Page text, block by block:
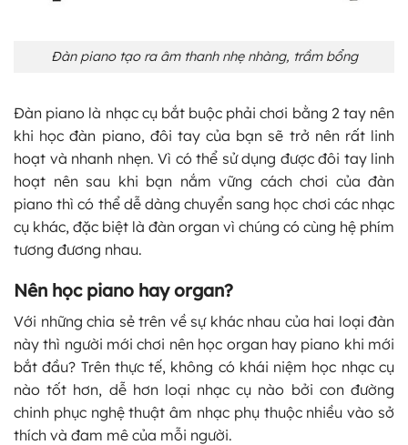
Đàn piano tạo ra âm thanh nhẹ nhàng, trầm bổng
Đàn piano là nhạc cụ bắt buộc phải chơi bằng 2 tay nên
khi học đàn piano, đôi tay của bạn sẽ trở nên rất linh
hoạt và nhanh nhẹn. Vì có thể sử dụng được đôi tay linh
hoạt nên sau khi bạn nắm vững cách chơi của đàn
piano thì có thể dễ dàng chuyển sang học chơi các nhạc
cụ khác, đặc biệt là đàn organ vì chúng có cùng hệ phím
tương đương nhau.
Nên học piano hay organ?
Với những chia sẻ trên về sự khác nhau của hai loại đàn
này thì người mới chơi nên học organ hay piano khi mới
bắt đầu? Trên thực tế, không có khái niệm học nhạc cụ
nào tốt hơn, dễ hơn loại nhạc cụ nào bởi con đường
chinh phục nghệ thuật âm nhạc phụ thuộc nhiều vào sở
thích và đam mê của mỗi người.